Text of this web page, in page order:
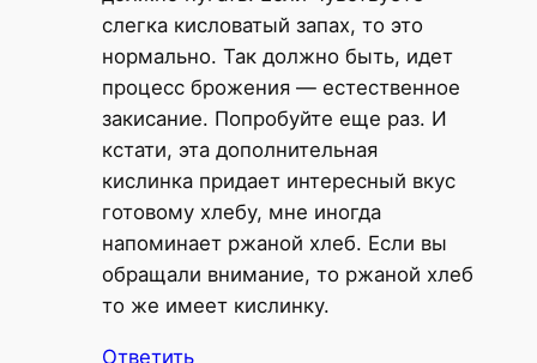
слегка кисловатый запах, то это
нормально. Так должно быть, идет
процесс брожения — естественное
закисание. Попробуйте еще раз. И
кстати, эта дополнительная
кислинка придает интересный вкус
готовому хлебу, мне иногда
напоминает ржаной хлеб. Если вы
обращали внимание, то ржаной хлеб
то же имеет кислинку.
Ответить